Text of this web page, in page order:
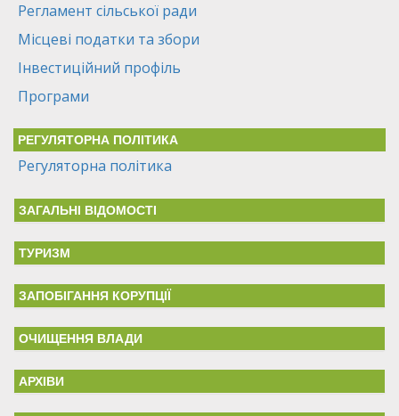
Регламент сільської ради
Місцеві податки та збори
Інвестиційний профіль
Програми
РЕГУЛЯТОРНА ПОЛІТИКА
Регуляторна політика
ЗАГАЛЬНІ ВІДОМОСТІ
ТУРИЗМ
ЗАПОБІГАННЯ КОРУПЦІЇ
ОЧИЩЕННЯ ВЛАДИ
АРХІВИ